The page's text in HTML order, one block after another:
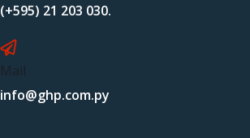
(+595) 21 203 030.
Mail
info@ghp.com.py